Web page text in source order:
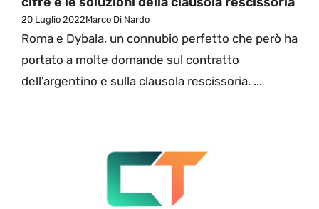
20 Luglio 2022Marco Di Nardo
Roma e Dybala, un connubio perfetto che però ha
portato a molte domande sul contratto
dell’argentino e sulla clausola rescissoria. ...